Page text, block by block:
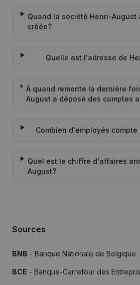
Quand la société Henri-
créée?
Quelle est l'adresse de
À quand remonte la dernière
August a déposé des comptes
Combien d'employés
Quel est le chiffre d'affaires
August?
Sources
BNB - Banque Nationale de Belgique
BCE - Banque-Carrefour des